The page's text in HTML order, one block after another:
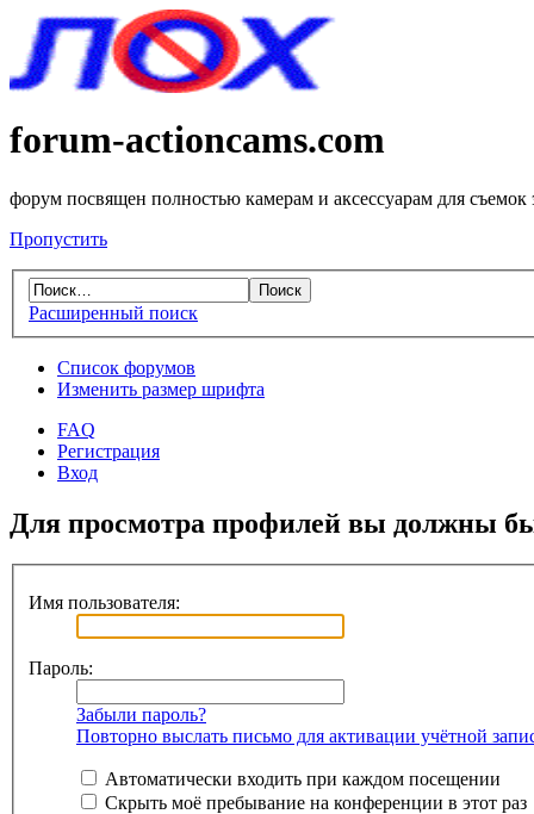
forum-actioncams.com
форум посвящен полностью камерам и аксессуарам для съемок
Пропустить
Расширенный поиск
Список форумов
Изменить размер шрифта
FAQ
Регистрация
Вход
Для просмотра профилей вы должны
Имя пользователя:
Пароль:
Забыли пароль?
Повторно выслать письмо для активации учётной
Автоматически входить при каждом посещении
Скрыть моё пребывание на конференции в этот раз